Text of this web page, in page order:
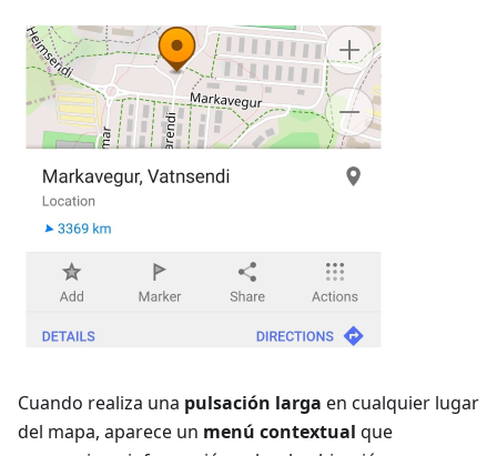
Cuando realiza una pulsación larga en cualquier lugar
del mapa, aparece un menú contextual que